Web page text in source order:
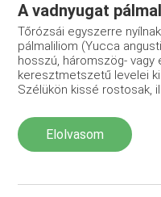
A vadnyugat
Tőrózsái egyszerre
pálmaliliom (Yucca
hosszú, háromszög- vagy
keresztmetszetű levelei
Szélükön kissé rostosak,
Elolvasom